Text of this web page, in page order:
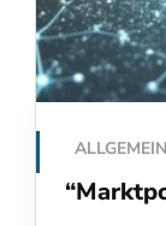
ALLGEMEIN